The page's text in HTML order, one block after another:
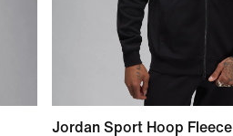
Jordan Sport Hoop Fleece